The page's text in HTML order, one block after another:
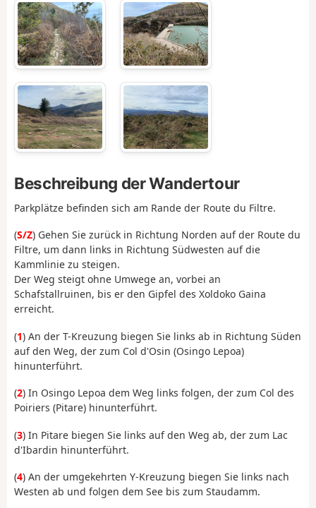
Beschreibung der Wandertour
Parkplätze befinden sich am Rande der Route du Filtre.
(S/Z) Gehen Sie zurück in Richtung Norden auf der Route du
Filtre, um dann links in Richtung Südwesten auf die
Kammlinie zu steigen.
Der Weg steigt ohne Umwege an, vorbei an
Schafstallruinen, bis er den Gipfel des Xoldoko Gaina
erreicht.
(1) An der T-Kreuzung biegen Sie links ab in Richtung Süden
auf den Weg, der zum Col d'Osin (Osingo Lepoa)
hinunterführt.
(2) In Osingo Lepoa dem Weg links folgen, der zum Col des
Poiriers (Pitare) hinunterführt.
(3) In Pitare biegen Sie links auf den Weg ab, der zum Lac
d'Ibardin hinunterführt.
(4) An der umgekehrten Y-Kreuzung biegen Sie links nach
Westen ab und folgen dem See bis zum Staudamm.